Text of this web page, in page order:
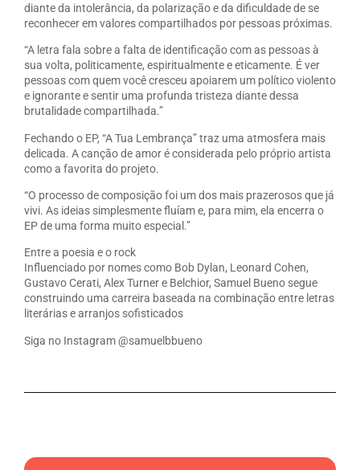
diante da intolerância, da polarização e da dificuldade de se
reconhecer em valores compartilhados por pessoas próximas.
“A letra fala sobre a falta de identificação com as pessoas à
sua volta, politicamente, espiritualmente e eticamente. É ver
pessoas com quem você cresceu apoiarem um político violento
e ignorante e sentir uma profunda tristeza diante dessa
brutalidade compartilhada.”
Fechando o EP, “A Tua Lembrança” traz uma atmosfera mais
delicada. A canção de amor é considerada pelo próprio artista
como a favorita do projeto.
“O processo de composição foi um dos mais prazerosos que já
vivi. As ideias simplesmente fluíam e, para mim, ela encerra o
EP de uma forma muito especial.”
Entre a poesia e o rock
Influenciado por nomes como Bob Dylan, Leonard Cohen,
Gustavo Cerati, Alex Turner e Belchior, Samuel Bueno segue
construindo uma carreira baseada na combinação entre letras
literárias e arranjos sofisticados
Siga no Instagram @samuelbbueno